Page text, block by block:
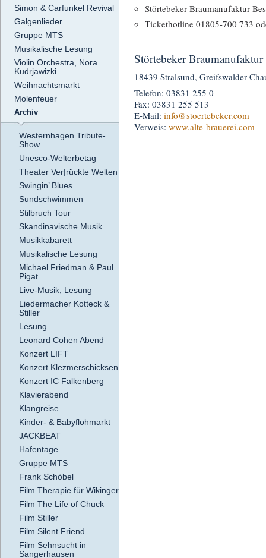
Simon & Carfunkel Revival
Galgenlieder
Gruppe MTS
Musikalische Lesung
Violin Orchestra, Nora
Kudrjawizki
Weihnachtsmarkt
Molenfeuer
Archiv
Westernhagen Tribute-
Show
Unesco-Welterbetag
Theater Ver|rückte Welten
Swingin’ Blues
Sundschwimmen
Stilbruch Tour
Skandinavische Musik
Musikkabarett
Musikalische Lesung
Michael Friedman & Paul
Pigat
Live-Musik, Lesung
Liedermacher Kotteck &
Stiller
Lesung
Leonard Cohen Abend
Konzert LIFT
Konzert Klezmerschicksen
Konzert IC Falkenberg
Klavierabend
Klangreise
Kinder- & Babyflohmarkt
JACKBEAT
Hafentage
Gruppe MTS
Frank Schöbel
Film Therapie für Wikinger
Film The Life of Chuck
Film Stiller
Film Silent Friend
Film Sehnsucht in
Sangerhausen
Störtebeker Braumanufaktur
Tickethotline 01805-700 733
Störtebeker Braumanufaktur
18439 Stralsund, Greifswalder
Telefon: 03831 255 0
Fax: 03831 255 513
E-Mail: info@stoertebeker.com
Verweis: www.alte-brauerei.com